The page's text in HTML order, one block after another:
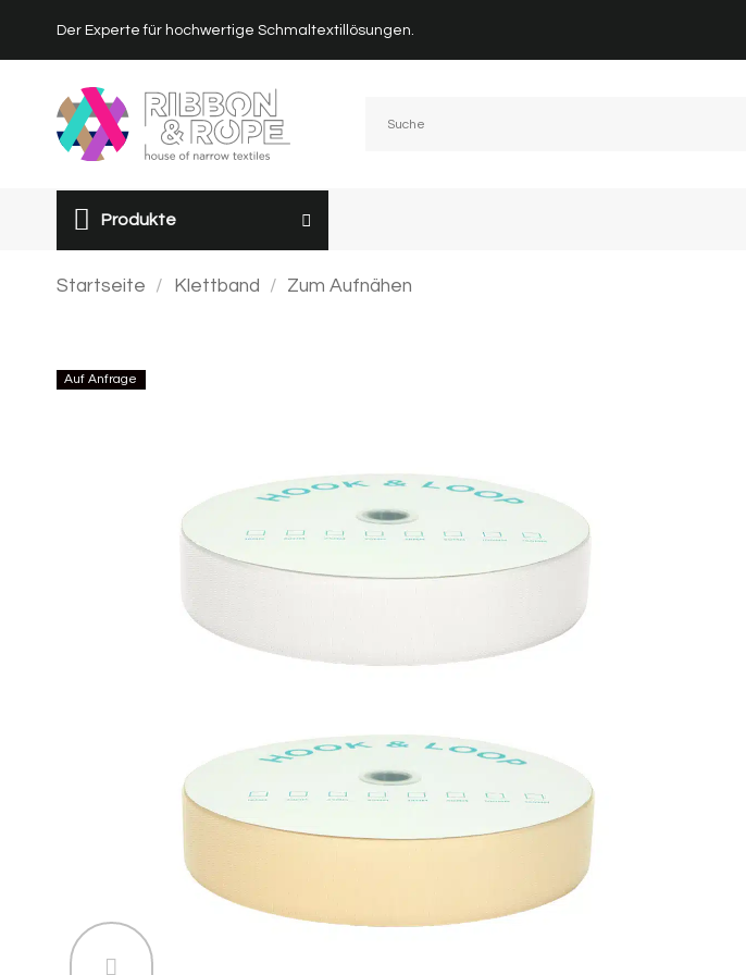
Der Experte für hochwertige Schmaltextillösungen.
Produkte
Startseite / Klettband / Zum Aufnähen
Auf Anfrage